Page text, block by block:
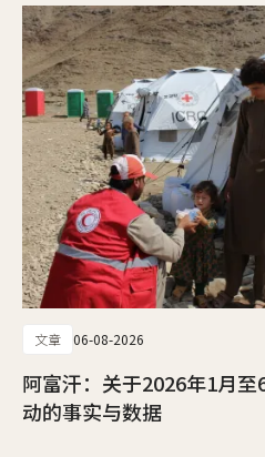
文章 06-08-2026
阿富汗：关于2026年1月至
动的事实与数据